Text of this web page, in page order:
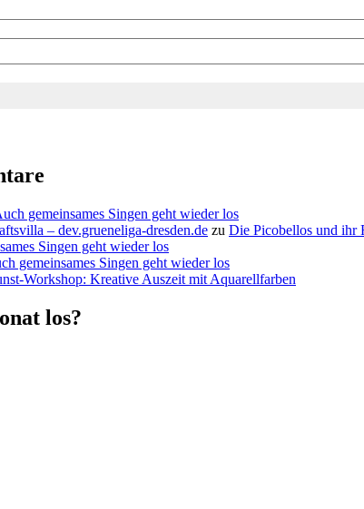
gemeinsames Singen geht wieder los
– dev.grueneliga-dresden.de zu Die Picobellos und ihr
Singen geht wieder los
gemeinsames Singen geht wieder los
Workshop: Kreative Auszeit mit Aquarellfarben
los?